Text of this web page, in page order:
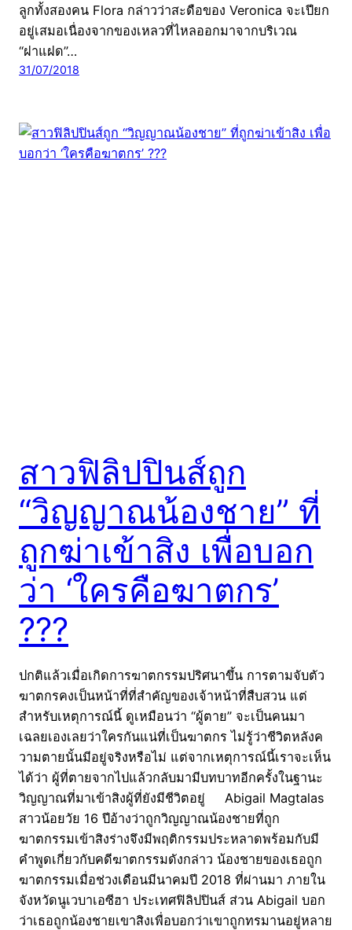
ลูกทั้งสองคน Flora กล่าวว่าสะดือของ Veronica จะเปียก
อยู่เสมอเนื่องจากของเหลวที่ไหลออกมาจากบริเวณ
“ฝาแฝด”…
31/07/2018
สาวฟิลิปปินส์ถูก
“วิญญาณน้องชาย” ที่
ถูกฆ่าเข้าสิง เพื่อบอก
ว่า ‘ใครคือฆาตกร’
???
ปกติแล้วเมื่อเกิดการฆาตกรรมปริศนาขึ้น การตามจับตัว
ฆาตกรคงเป็นหน้าที่ที่สำคัญของเจ้าหน้าที่สืบสวน แต่
สำหรับเหตุการณ์นี้ ดูเหมือนว่า “ผู้ตาย” จะเป็นคนมา
เฉลยเองเลยว่าใครกันแน่ที่เป็นฆาตกร ไม่รู้ว่าชีวิตหลังค
วามตายนั้นมีอยู่จริงหรือไม่ แต่จากเหตุการณ์นี้เราจะเห็น
ได้ว่า ผู้ที่ตายจากไปแล้วกลับมามีบทบาทอีกครั้งในฐานะ
วิญญาณที่มาเข้าสิงผู้ที่ยังมีชีวิตอยู่ Abigail Magtalas
สาวน้อยวัย 16 ปีอ้างว่าถูกวิญญาณน้องชายที่ถูก
ฆาตกรรมเข้าสิงร่างจึงมีพฤติกรรมประหลาดพร้อมกับมี
คำพูดเกี่ยวกับคดีฆาตกรรมดังกล่าว น้องชายของเธอถูก
ฆาตกรรมเมื่อช่วงเดือนมีนาคมปี 2018 ที่ผ่านมา ภายใน
จังหวัดนูเวบาเอซีฮา ประเทศฟิลิปปินส์ ส่วน Abigail บอก
ว่าเธอถูกน้องชายเขาสิงเพื่อบอกว่าเขาถูกทรมานอยู่หลาย